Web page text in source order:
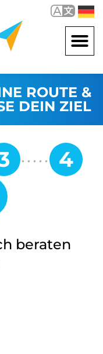
ROUTE &
DEIN ZIEL
beraten